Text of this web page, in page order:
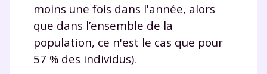
moins une fois dans l'année, alors
que dans l’ensemble de la
population, ce n'est le cas que pour
57 % des individus).